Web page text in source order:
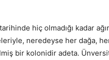
hiç olmadığı kadar
neredeyse her dağa,
bir kolonidir adeta.